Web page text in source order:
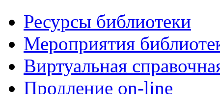
Ресурсы библиотеки
Мероприятия
Виртуальная
Продление on-line